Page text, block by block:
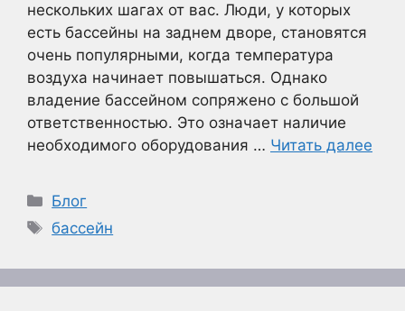
нескольких шагах от вас. Люди, у которых
есть бассейны на заднем дворе, становятся
очень популярными, когда температура
воздуха начинает повышаться. Однако
владение бассейном сопряжено с большой
ответственностью. Это означает наличие
необходимого оборудования … Читать далее
Рубрики
Блог
Метки
бассейн